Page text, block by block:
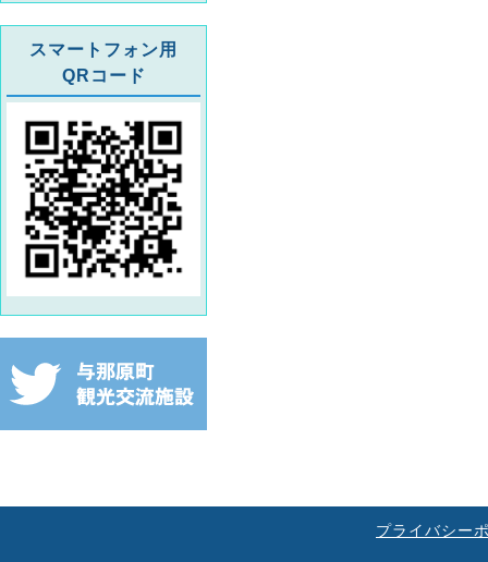
スマートフォン用
QRコード
プライバシー